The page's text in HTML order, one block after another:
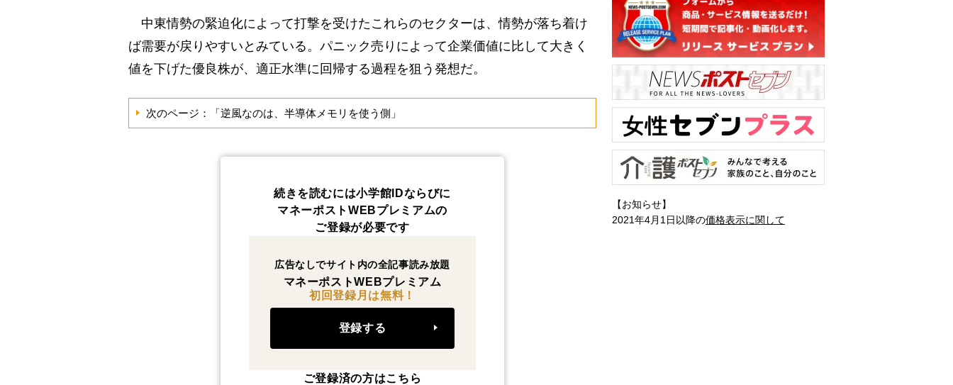
中東情勢の緊迫化によって打撃を受けたこれらのセクターは、情勢が落ち着け
ば需要が戻りやすいとみている。パニック売りによって企業価値に比して大きく
値を下げた優良株が、適正水準に回帰する過程を狙う発想だ。
次のページ：「逆風なのは、半導体メモリを使う側」
続きを読むには小学館IDならびに
マネーポストWEBプレミアムの
ご登録が必要です
広告なしでサイト内の全記事読み放題
マネーポストWEBプレミアム
初回登録月は無料！
登録する
ご登録済の方はこちら
【お知らせ】
2021年4月1日以降の価格表示に関して